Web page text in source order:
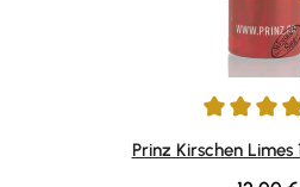
Durchschnittliche Bewertung
Prinz Kirschen Limes